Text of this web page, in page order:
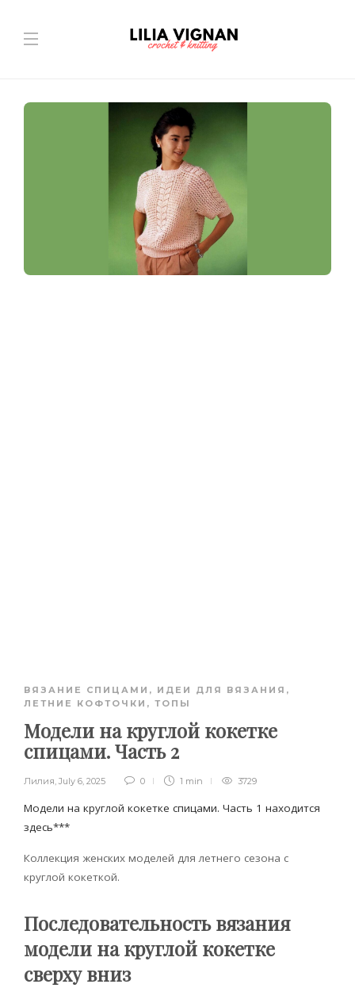
ВЯЗАНИЕ СПИЦАМИ , ИДЕИ ДЛЯ ВЯЗАНИЯ ,
ЛЕТНИЕ КОФТОЧКИ, ТОПЫ
Модели на круглой кокетке
спицами. Часть 2
Лилия, July 6, 2025 0 1 min 3729
Модели на круглой кокетке спицами. Часть 1 находится
здесь***
Коллекция женских моделей для летнего сезона с
круглой кокеткой.
Последовательность вязания
модели на круглой кокетке
сверху вниз